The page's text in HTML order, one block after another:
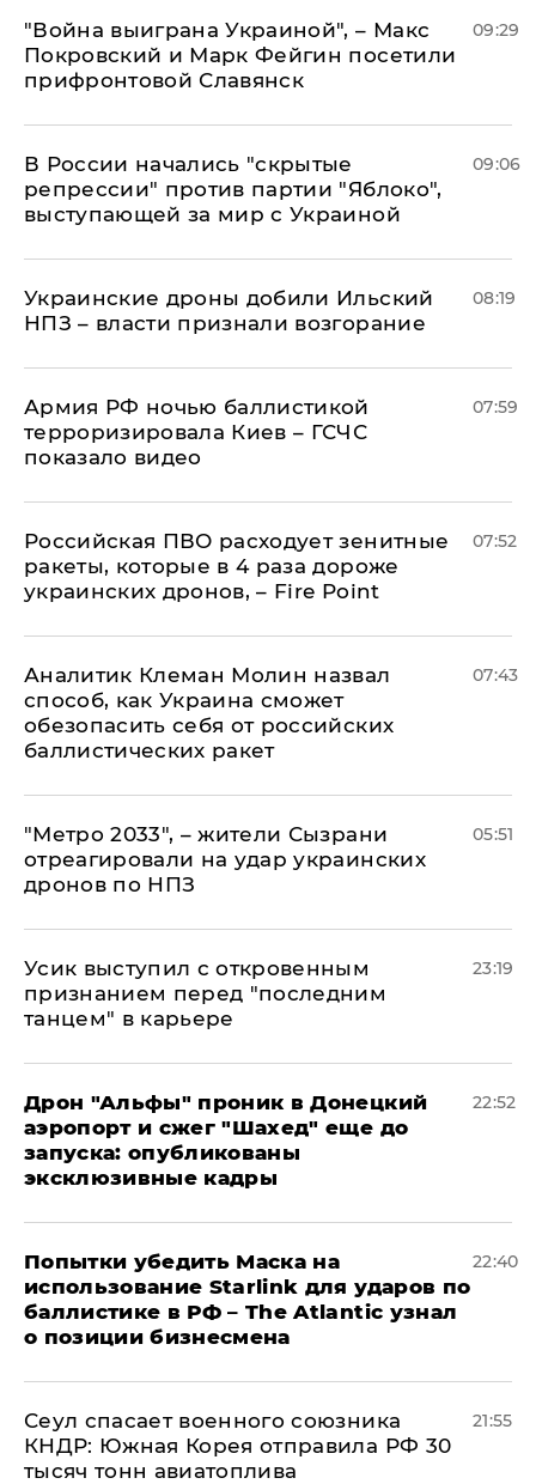
"Война выиграна Украиной", – Макс
Покровский и Марк Фейгин посетили
прифронтовой Славянск
09:29
В России начались "скрытые
репрессии" против партии "Яблоко",
выступающей за мир с Украиной
09:06
Украинские дроны добили Ильский
НПЗ – власти признали возгорание
08:19
Армия РФ ночью баллистикой
терроризировала Киев – ГСЧС
показало видео
07:59
Российская ПВО расходует зенитные
ракеты, которые в 4 раза дороже
украинских дронов, – Fire Point
07:52
Аналитик Клеман Молин назвал
способ, как Украина сможет
обезопасить себя от российских
баллистических ракет
07:43
"Метро 2033", – жители Сызрани
отреагировали на удар украинских
дронов по НПЗ
05:51
Усик выступил с откровенным
признанием перед "последним
танцем" в карьере
23:19
Дрон "Альфы" проник в Донецкий
аэропорт и сжег "Шахед" еще до
запуска: опубликованы
эксклюзивные кадры
22:52
Попытки убедить Маска на
использование Starlink для ударов по
баллистике в РФ – The Atlantic узнал
о позиции бизнесмена
22:40
​Сеул спасает военного союзника
КНДР: Южная Корея отправила РФ 30
тысяч тонн авиатоплива
21:55